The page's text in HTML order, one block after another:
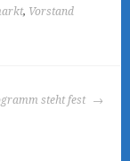
, Vorstand
steht fest